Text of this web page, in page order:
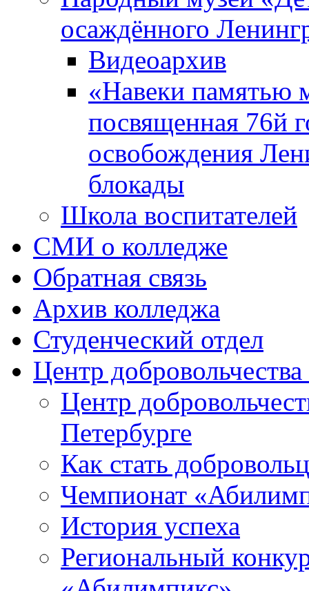
осаждённого
Видеоархив
«Навеки памятью
посвященная 76й
освобождения
блокады
Школа воспитателей
СМИ о колледже
Обратная связь
Архив колледжа
Студенческий отдел
Центр
Центр
Петербурге
Как стать
Чемпионат
История успеха
Региональный